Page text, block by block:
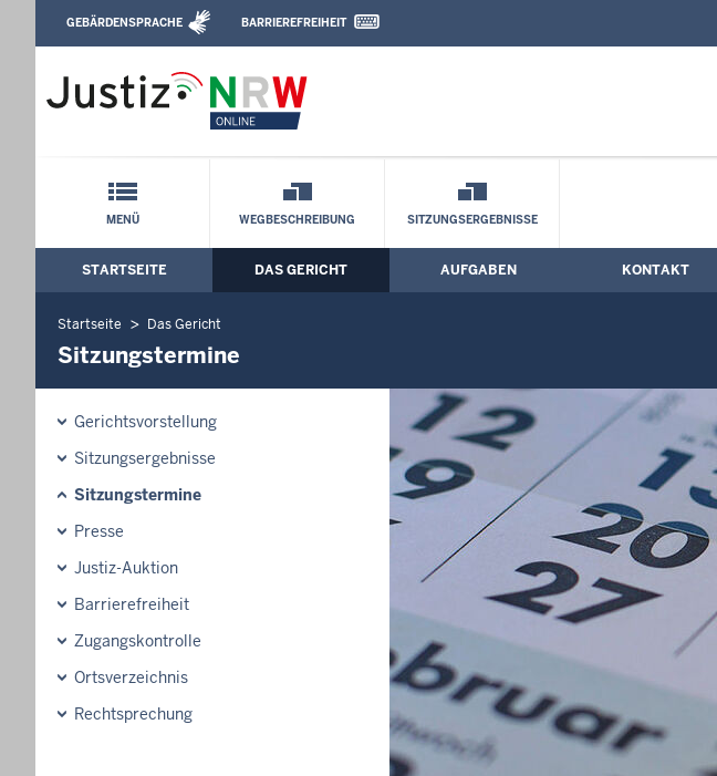
Arbeitsgericht Düsseldorf: Sitzungstermine
Direkt zum Inhalt
Leichte Sprache, Gebärdensprachenvideo und Kontaktformular
GEBÄRDENSPRACHE BARRIEREFREIHEIT
Schnellnavigation mit Volltext-Suche
MENÜ WEGBESCHREIBUNG SITZUNGSERGEBNISSE
Hauptmenü: Hauptnavigation
STARTSEITE DAS GERICHT AUFGABEN KONTAKT
Startseite Das Gericht
Sitzungstermine
Gerichtsvorstellung
Sitzungsergebnisse
Sitzungstermine
Presse
Justiz-Auktion
Barrierefreiheit
Zugangskontrolle
Ortsverzeichnis
Rechtsprechung